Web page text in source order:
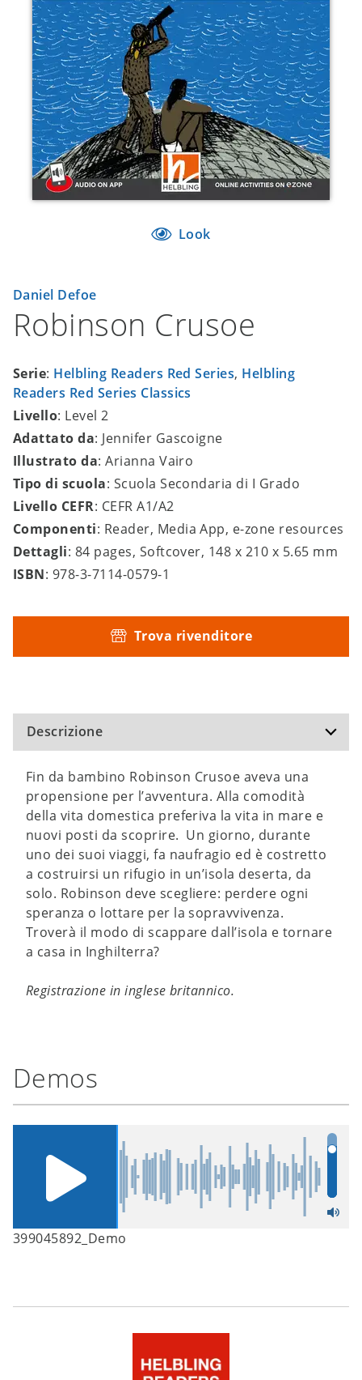
Look
Daniel Defoe
Robinson Crusoe
Serie: Helbling Readers Red Series, Helbling
Readers Red Series Classics
Livello: Level 2
Adattato da: Jennifer Gascoigne
Illustrato da: Arianna Vairo
Tipo di scuola: Scuola Secondaria di I Grado
Livello CEFR: CEFR A1/A2
Componenti: Reader, Media App, e-zone resources
Dettagli: 84 pages, Softcover, 148 x 210 x 5.65 mm
ISBN: 978-3-7114-0579-1
Trova rivenditore
Descrizione
Fin da bambino Robinson Crusoe aveva una
propensione per l’avventura. Alla comodità
della vita domestica preferiva la vita in mare e
nuovi posti da scoprire. Un giorno, durante
uno dei suoi viaggi, fa naufragio ed è costretto
a costruirsi un rifugio in un’isola deserta, da
solo. Robinson deve scegliere: perdere ogni
speranza o lottare per la sopravvivenza.
Troverà il modo di scappare dall’isola e tornare
a casa in Inghilterra?
Registrazione in inglese britannico.
Demos
399045892_Demo